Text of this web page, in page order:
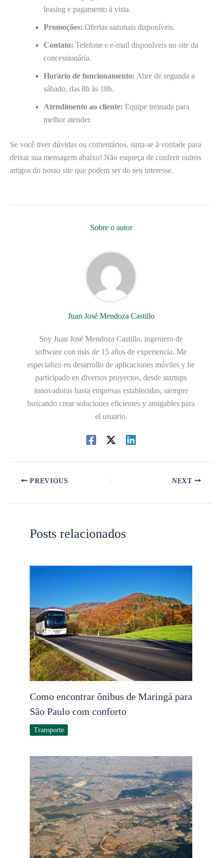
leasing e pagamento à vista.
Promoções: Ofertas sazonais disponíveis.
Contato: Telefone e e-mail disponíveis no site da
concessionária.
Horário de funcionamento: Abre de segunda a
sábado, das 8h às 18h.
Atendimento ao cliente: Equipe treinada para
melhor atender.
Se você tiver dúvidas ou comentários, sinta-se à vontade para
deixar sua mensagem abaixo! Não esqueça de conferir outros
artigos do nosso site que podem ser do seu interesse.
Sobre o autor
Juan José Mendoza Castillo
Soy Juan José Mendoza Castillo, ingeniero de
software con más de 15 años de experiencia. Me
especializo en desarrollo de aplicaciones móviles y he
participado en diversos proyectos, desde startups
innovadoras hasta empresas establecidas, siempre
buscando crear soluciones eficientes y amigables para
el usuario.
PREVIOUS NEXT
Posts relacionados
Como encontrar ônibus de Maringá para
São Paulo com conforto
Transporte